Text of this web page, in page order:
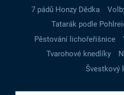
7 pádů Honzy Dědka
Tatarák podle
Pěstování lichořeřišnice
Tvarohové knedlíky
Švestkový